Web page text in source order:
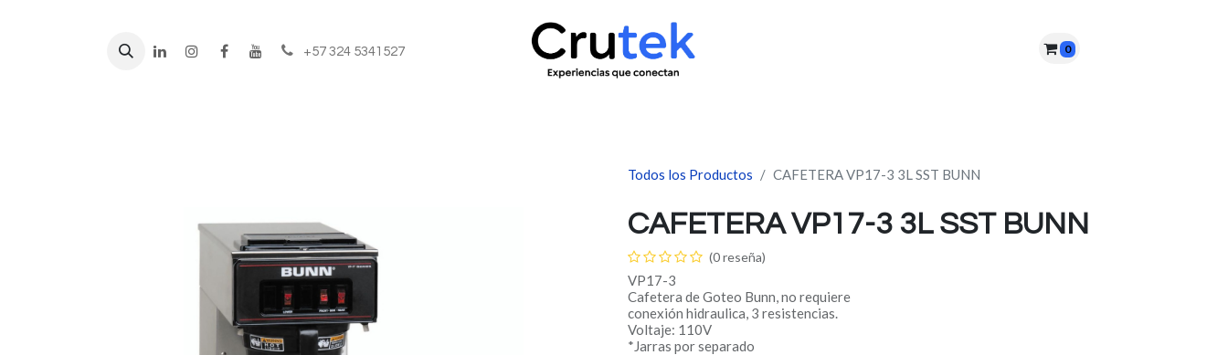
+57 324 5341527 0
Todos los Productos CAFETERA VP17-3 3L SST BUNN
CAFETERA VP17-3 3L SST BUNN
(0 reseña)
VP17-3
Cafetera de Goteo Bunn, no requiere
conexión hidraulica, 3 resistencias.
Voltaje: 110V
*Jarras por separado